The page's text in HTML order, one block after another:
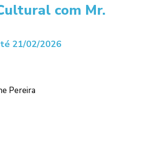
com Mr.
21/02/2026
Pereira